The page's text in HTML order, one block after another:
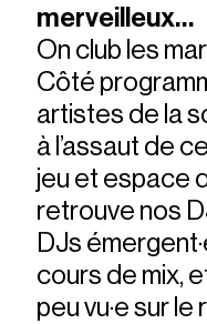
merveilleux…
On club les
Côté
artistes de la
à l’assaut de
jeu et espace
retrouve nos
DJs
cours de mix,
peu vu·e sur